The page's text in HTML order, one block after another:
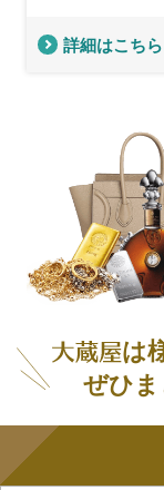
詳細はこちら
は
ぜひ